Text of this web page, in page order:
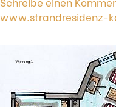
www.strandresidenz-